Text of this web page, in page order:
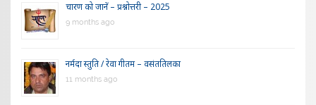
चारण को जानें – प्रश्नोत्तरी – 2025
9 months ago
नर्मदा स्तुति / रेवा गीतम – वसंततिलका
11 months ago